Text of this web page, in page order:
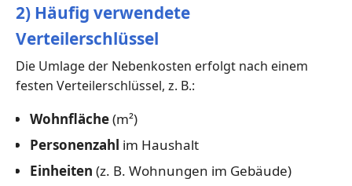
2) Häufig verwendete
Verteilerschlüssel
Die Umlage der Nebenkosten erfolgt nach einem
festen Verteilerschlüssel, z. B.:
Wohnfläche(m²)
Personenzahl im Haushalt
Einheiten (z. B. Wohnungen im Gebäude)